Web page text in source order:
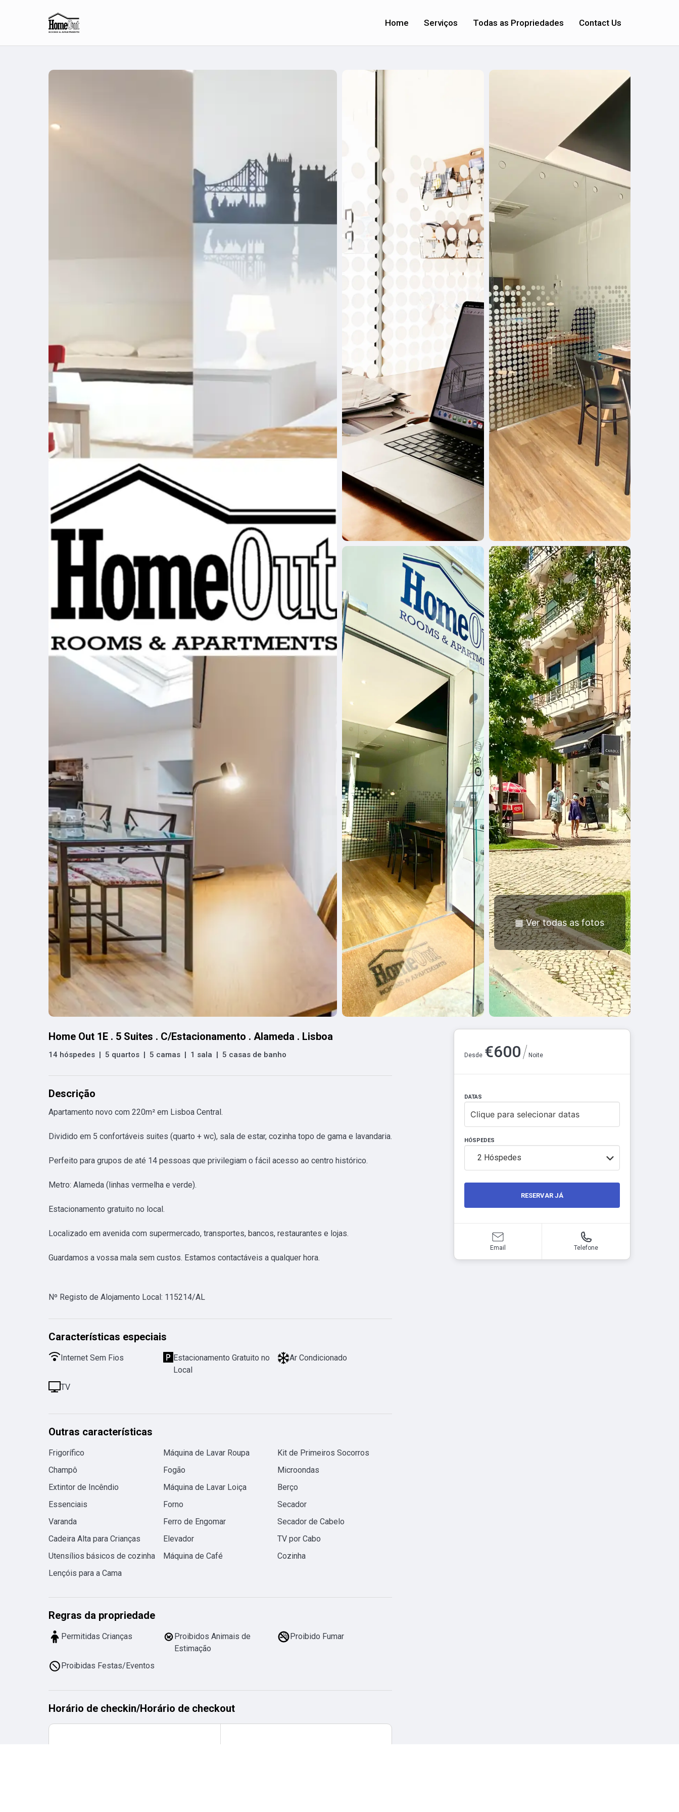
Home Serviços Todas as Propriedades Contact Us
▦Ver todas as fotos
Home Out 1E . 5 Suites . C/Estacionamento . Alameda . Lisboa
14 hóspedes | 5 quartos | 5 camas | 1 sala | 5 casas de banho
Descrição
Apartamento novo com 220m² em Lisboa Central.
Dividido em 5 confortáveis suites (quarto + wc), sala de estar, cozinha topo de gama e lavandaria.
Perfeito para grupos de até 14 pessoas que privilegiam o fácil acesso ao centro histórico.
Metro: Alameda (linhas vermelha e verde).
Estacionamento gratuito no local.
Localizado em avenida com supermercado, transportes, bancos, restaurantes e lojas.
Guardamos a vossa mala sem custos. Estamos contactáveis a qualquer hora.
Nº Registo de Alojamento Local: 115214/AL
Características especiais
Internet Sem Fios
Estacionamento Gratuito no
Local
Ar Condicionado
TV
Outras características
Frigorífico Máquina de Lavar Roupa
Kit de Primeiros Socorros
Champô
Fogão
Microondas
Extintor de Incêndio
Máquina de Lavar Loiça
Berço
Essenciais
Forno
Secador
Varanda
Ferro de Engomar
Secador de Cabelo
Cadeira Alta para Crianças
Elevador
TV por Cabo
Utensílios básicos de cozinha
Máquina de Café
Cozinha
Lençóis para a Cama
Regras da propriedade
Permitidas Crianças
Proibidos Animais de
Estimação
Proibido Fumar
Proibidas Festas/Eventos
Horário de checkin/Horário de checkout
Desde €600/ Noite
DATAS
Clique para selecionar datas
HÓSPEDES
2 Hóspedes
RESERVAR JÁ
Email Telefone